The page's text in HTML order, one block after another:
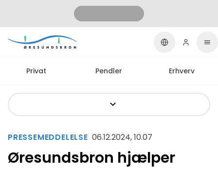
Privat Pendler Erhverv
PRESSEMEDDELELSE 06.12.2024, 10.07
Øresundsbron hjælper